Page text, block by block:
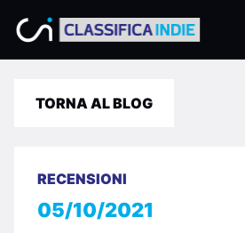
TORNA AL BLOG
RECENSIONI
05/10/2021